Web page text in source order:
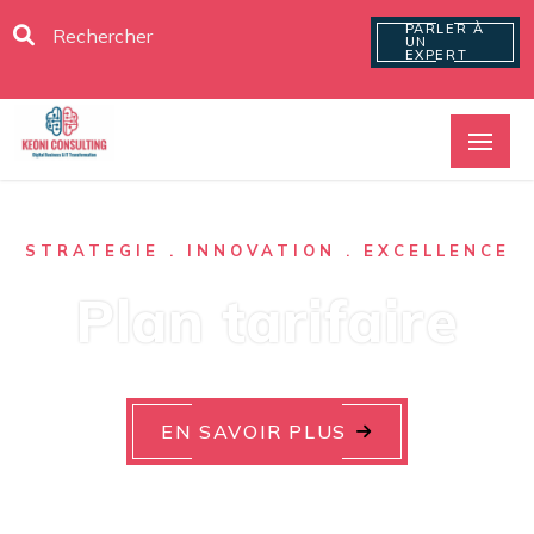
PARLER À
UN
EXPERT
STRATEGIE . INNOVATION . EXCELLENCE
Plan tarifaire
EN SAVOIR PLUS